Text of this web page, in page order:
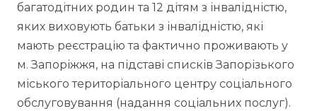
багатодітних родин та 12 дітям з інвалідністю,
яких виховують батьки з інвалідністю, які
мають реєстрацію та фактично проживають у
м. Запоріжжя, на підставі списків Запорізького
міського територіального центру соціального
обслуговування (надання соціальних послуг).